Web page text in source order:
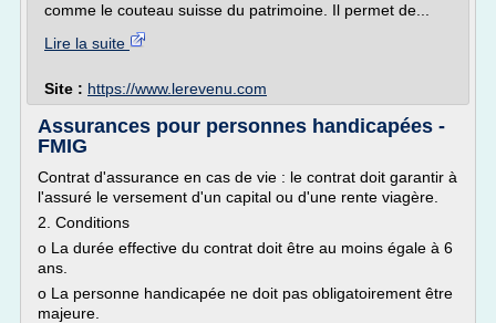
comme le couteau suisse du patrimoine. Il permet de...
Lire la suite
Site : https://www.lerevenu.com
Assurances pour personnes handicapées -
FMIG
Contrat d'assurance en cas de vie : le contrat doit garantir à
l'assuré le versement d'un capital ou d'une rente viagère.
2. Conditions
o La durée effective du contrat doit être au moins égale à 6
ans.
o La personne handicapée ne doit pas obligatoirement être
majeure.